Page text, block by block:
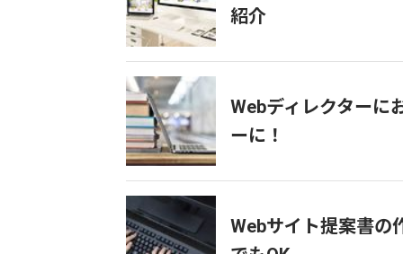
紹介
Webディレクターに
ーに！
Webサイト提案書の